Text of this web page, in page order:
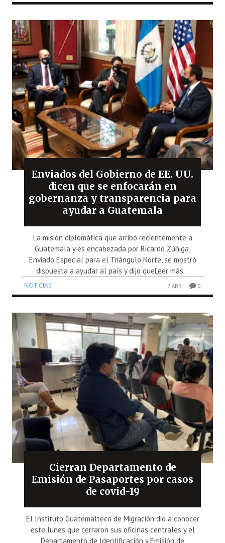
Enviados del Gobierno de EE. UU.
dicen que se enfocarán en
gobernanza y transparencia para
ayudar a Guatemala
La misión diplomática que arribó recientemente a
Guatemala y es encabezada por Ricardo Zúñiga,
Enviado Especial para el Triángulo Norte, se mostró
dispuesta a ayudar al país y dijo queLeer más...
NOTICIAS 7 ABR 0
Cierran Departamento de
Emisión de Pasaportes por casos
de covid-19
El Instituto Guatemalteco de Migración dio a conocer
este lunes que cerraron sus oficinas centrales y el
Departamento de Identificación y Emisión de